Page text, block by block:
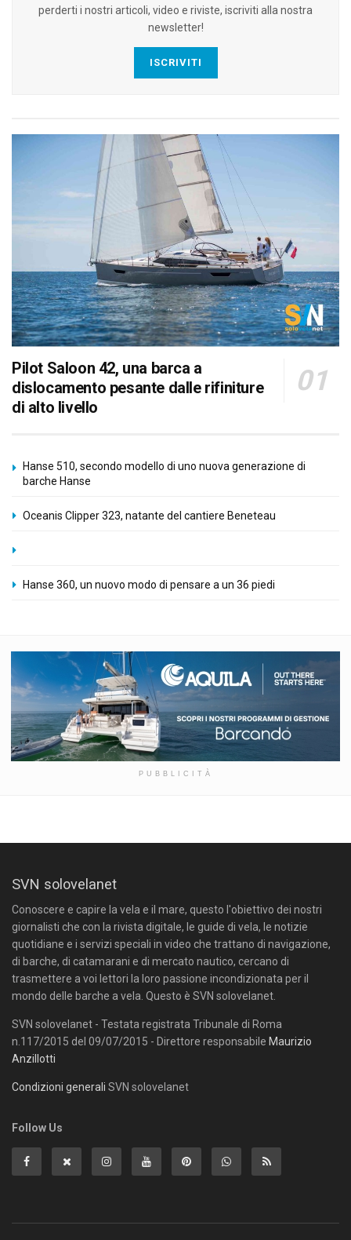
perderti i nostri articoli, video e riviste, iscriviti alla nostra
newsletter!
ISCRIVITI
Pilot Saloon 42, una barca a
dislocamento pesante dalle rifiniture
di alto livello
Hanse 510, secondo modello di uno nuova generazione di
barche Hanse
Oceanis Clipper 323, natante del cantiere Beneteau
Hanse 360, un nuovo modo di pensare a un 36 piedi
PUBBLICITÀ
SVN solovelanet
Conoscere e capire la vela e il mare, questo l'obiettivo dei nostri
giornalisti che con la rivista digitale, le guide di vela, le notizie
quotidiane e i servizi speciali in video che trattano di navigazione,
di barche, di catamarani e di mercato nautico, cercano di
trasmettere a voi lettori la loro passione incondizionata per il
mondo delle barche a vela. Questo è SVN solovelanet.
SVN solovelanet - Testata registrata Tribunale di Roma
n.117/2015 del 09/07/2015 - Direttore responsabile Maurizio
Anzillotti
Condizioni generali SVN solovelanet
Follow Us